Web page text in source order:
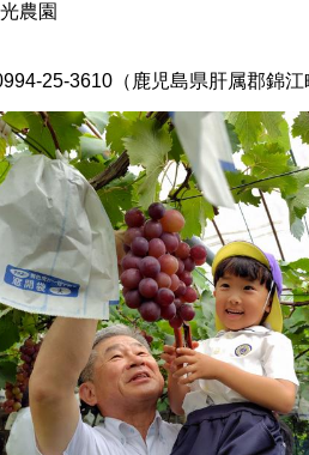
農園
25-3610（鹿児島県肝属郡錦